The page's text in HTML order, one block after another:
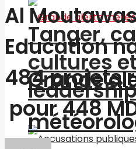
Tanger,
cultures
Grande
Al
Education
484 projets
pour 448